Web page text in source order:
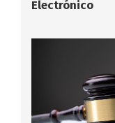
Electrónico